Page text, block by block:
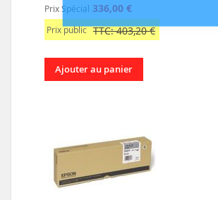
Prix Spécial 336,00 €
Prix public TTC: 403,20 €
Ajouter au panier